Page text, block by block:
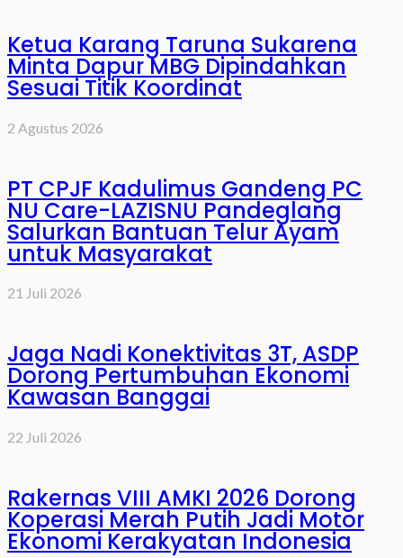
Ketua Karang Taruna Sukarena
Minta Dapur MBG Dipindahkan
Sesuai Titik Koordinat
2 Agustus 2026
PT CPJF Kadulimus Gandeng PC
NU Care-LAZISNU Pandeglang
Salurkan Bantuan Telur Ayam
untuk Masyarakat
21 Juli 2026
Jaga Nadi Konektivitas 3T, ASDP
Dorong Pertumbuhan Ekonomi
Kawasan Banggai
22 Juli 2026
Rakernas VIII AMKI 2026 Dorong
Koperasi Merah Putih Jadi Motor
Ekonomi Kerakyatan Indonesia